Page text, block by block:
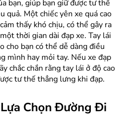
bạn, giúp bạn giữ được tư thế
quả. Một chiếc yên xe quá cao
thấy khó chịu, có thể gây ra
thời gian dài đạp xe. Tay lái
cho bạn có thể dễ dàng điều
mình hay mỏi tay. Nếu xe đạp
chắc chắn rằng tay lái ở độ cao
tư thế thẳng lưng khi đạp.
Chọn Đường Đi